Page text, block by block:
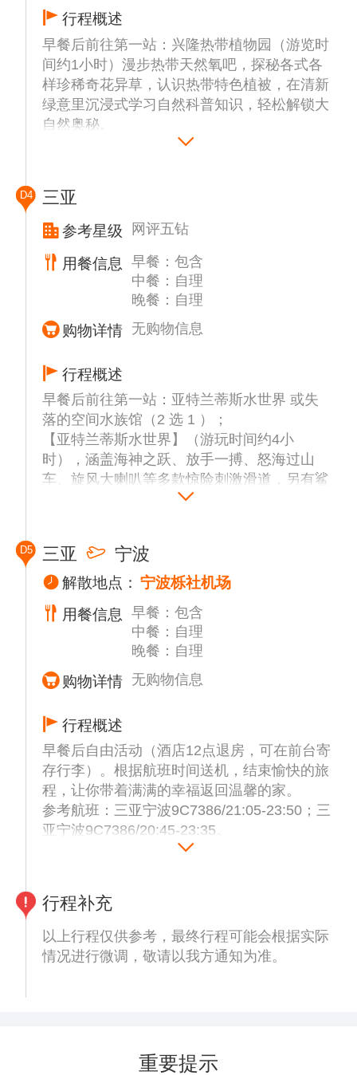
牛王岛｜登高临海远眺，一览绝美碧海风光；
西岛女兵纪念馆｜聆听红色守岛故事，传承家
国情怀；
温馨提示：中餐自理，可在西岛渔村自由打卡
品尝当地特色美食。
第二站：晚餐【火车头万人海鲜广场爆款海鲜
餐】感受不同于家乡的舌尖烟火，治愈美好假
【惊喜盲盒】宝贝完成当日任务后，即可找导
游抽取惊喜盲盒。
行程概述
早餐后前往第一站：兴隆热带植物园（游览时
间约1小时）漫步热带天然氧吧，探秘各式各
样珍稀奇花异草，认识热带特色植被，在清新
绿意里沉浸式学习自然科普知识，轻松解锁大
自然奥秘。
中餐：侨乡田园风味餐。
式解锁甜蜜魔法，全程专业老师指导，自制专
属甜蜜，现做现吃、成品全套打包带回家。
课程内容：1、观察可可树，了解可可作物特
点；2、品尝新鲜可可果、熟可可豆；3、讲解
可可文化、巧克力的前世今生及制作过程；
4、现场调温展示，了解调温的作用；5、巧克
力画制作、巧克力注模/脱模、包装；6、体验
古法手磨巧克力；7、颁发证书。
第三站：红树林滩涂赶海・亲子套餐（赶海游
玩 + 用餐体验，体验时长约 3.5 小时）
沉浸式体验原生态趣味赶海，感受疍家渔家文
化，参与海洋科普小课堂、亲子渔获趣味比
拼，一站式体验滩涂寻宝、拉笼收获、现捕现
蒸完整乐趣。
全套赶海装备一价配齐：连体衣鞋裤、防晒
帽、网兜、小铲、手套、夹子、手电筒、鱼
【神秘成长任务】导游当日现场揭晓
【惊喜盲盒】
宝贝完成当日任务后，即可找导游抽取惊喜盲
盒。
温馨提示：
赶海游玩请听从工作人员安排，看护好孩子，
注意游玩安全！
D4 三亚
参考星级 网评五钻
用餐信息
早餐：包含
中餐：自理
晚餐：自理
购物详情 无购物信息
行程概述
早餐后前往第一站：亚特兰蒂斯水世界 或失
落的空间水族馆（2 选 1 ）；
【亚特兰蒂斯水世界】（游玩时间约4小
时），涵盖海神之跃、放手一搏、怒海过山
车、旋风大喇叭等多款惊险刺激滑道，另有鲨
鱼穿越、儿童嬉水区、极速漂流河，惊险刺
【失落的空间水族馆】（游玩时间约2小时）
打卡网红大使环礁湖，观赏 86000 尾缤纷海
人鱼水下秀，全年龄段亲子适配，浪漫治愈、
科普出片两不误。
1、报名时需要提前选定亚特兰蒂斯水世界或
2、亚特兰蒂斯水世界门票不含浴巾、拖鞋、
储物柜费用；
第二站：直升机飞行体验1圈，体验酷炫的低
空飞行，感受冲上云霄的自由感觉，上帝视角
俯瞰三亚，解锁云端亲子轻奢体验。
直升机预定限制须知：
1.孕妇及65岁以上老人、高血压、心脏病患
2.本着坐满起飞及配载平衡的原则，公司有权
乘客应当予以配合。
D5 三亚 宁波
解散地点： 宁波栎社机场
用餐信息
早餐：包含
中餐：自理
晚餐：自理
购物详情 无购物信息
行程概述
早餐后自由活动（酒店12点退房，可在前台寄
存行李）。根据航班时间送机，结束愉快的旅
程，让你带着满满的幸福返回温馨的家。
参考航班：三亚宁波9C7386/21:05-23:50；三
亚宁波9C7386/20:45-23:35。
行程补充
以上行程仅供参考，最终行程可能会根据实际
情况进行微调，敬请以我方通知为准。
重要提示